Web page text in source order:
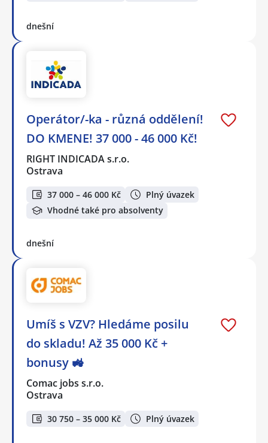
dnešní
Operátor/-ka - různá oddělení!
DO KMENE! 37 000 - 46 000 Kč!
RIGHT INDICADA s.r.o.
Ostrava
37 000 – 46 000 Kč
Plný úvazek
Vhodné také pro absolventy
dnešní
Umíš s VZV? Hledáme posilu
do skladu! Až 35 000 Kč +
bonusy 🚜
Comac jobs s.r.o.
Ostrava
30 750 – 35 000 Kč Plný úvazek